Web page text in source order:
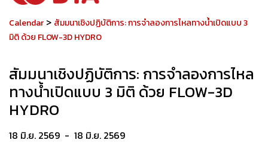
Calendar > สัมมนาเชิงปฏิบัติการ: การจำลองการไหลทางน้ำเปิดแบบ 3
มิติ ด้วย FLOW-3D HYDRO
สัมมนาเชิงปฏิบัติการ: การจำลองการไหล
ทางน้ำเปิดแบบ 3 มิติ ด้วย FLOW-3D
HYDRO
18 มิ.ย. 2569 - 18 มิ.ย. 2569